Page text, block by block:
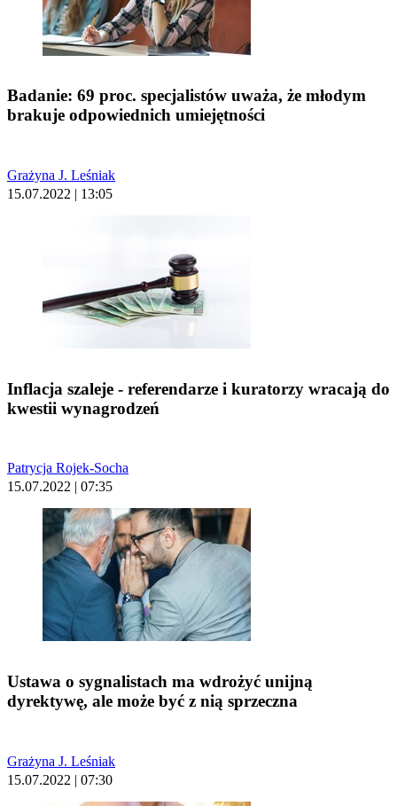
Badanie: 69 proc. specjalistów uważa, że młodym
brakuje odpowiednich umiejętności
Grażyna J. Leśniak
15.07.2022 | 13:05
Inflacja szaleje - referendarze i kuratorzy wracają do
kwestii wynagrodzeń
Patrycja Rojek-Socha
15.07.2022 | 07:35
Ustawa o sygnalistach ma wdrożyć unijną
dyrektywę, ale może być z nią sprzeczna
Grażyna J. Leśniak
15.07.2022 | 07:30